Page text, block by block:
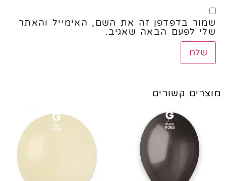
שמור בדפדפן זה את השם, האימייל והאתר
שלי לפעם הבאה שאגיב.
מוצרים קשורים